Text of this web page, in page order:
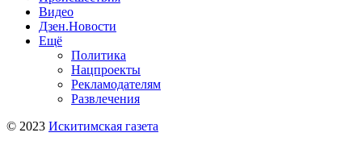
Видео
Дзен.Новости
Ещё
Политика
Нацпроекты
Рекламодателям
Развлечения
© 2023 Искитимская газета